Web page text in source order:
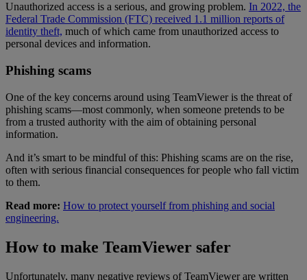
Unauthorized access is a serious, and growing problem. In 2022, the
Federal Trade Commission (FTC) received 1.1 million reports of
identity theft, much of which came from unauthorized access to
personal devices and information.
Phishing scams
One of the key concerns around using TeamViewer is the threat of
phishing scams—most commonly, when someone pretends to be
from a trusted authority with the aim of obtaining personal
information.
And it’s smart to be mindful of this: Phishing scams are on the rise,
often with serious financial consequences for people who fall victim
to them.
Read more: How to protect yourself from phishing and social
engineering.
How to make TeamViewer safer
Unfortunately, many negative reviews of TeamViewer are written